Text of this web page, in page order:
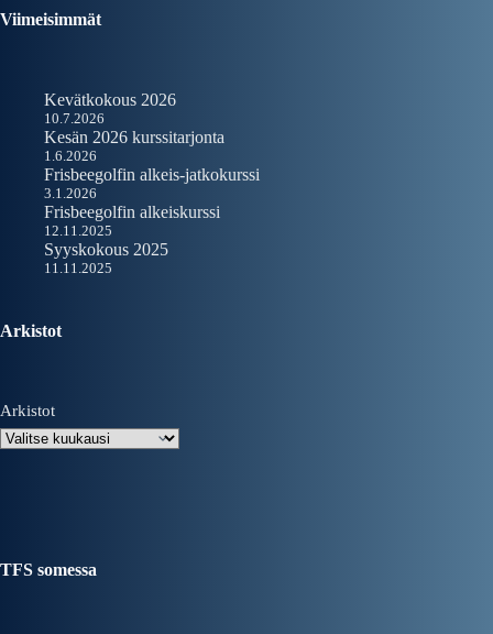
Viimeisimmät
Kevätkokous 2026
10.7.2026
Kesän 2026 kurssitarjonta
1.6.2026
Frisbeegolfin alkeis-jatkokurssi
3.1.2026
Frisbeegolfin alkeiskurssi
12.11.2025
Syyskokous 2025
11.11.2025
Arkistot
Arkistot
TFS somessa